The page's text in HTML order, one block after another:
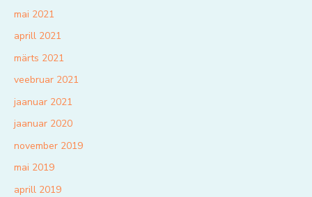
mai 2021
aprill 2021
märts 2021
veebruar 2021
jaanuar 2021
jaanuar 2020
november 2019
mai 2019
aprill 2019